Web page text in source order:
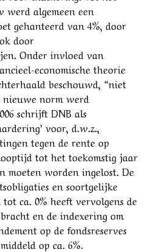
werd algemeen een
gehanteerd van 4%, door
door
Onder invloed van
economische theorie
beschouwd, “niet
nieuwe norm werd
schrijft DNB als
voor, d.w.z.,
tegen de rente op
tot het toekomstig jaar
worden ingelost. De
en soortgelijke
tot ca. 0% heeft vervolgens de
en de indexering om
op de fondsreserves
op ca. 6%.